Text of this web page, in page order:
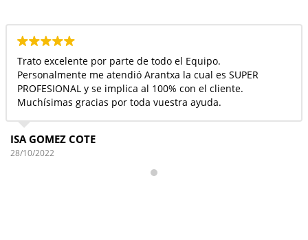
Encantada con Sonia, y con Esperanza muy buena
atencion . Gracias por todo 💜
tejuqui luna
27/10/2022